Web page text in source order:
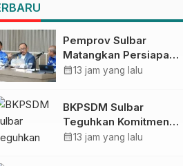
Pemprov Sulbar
Matangkan Persiapan
HUT Ke-81 RI, Puncak
calendar_month13 jam yang lalu
BKPSDM Sulbar
Teguhkan Komitmen
Pengembangan
calendar_month13 jam yang lalu